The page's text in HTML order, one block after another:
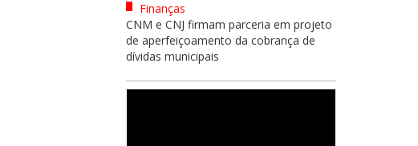
Finanças
CNM e CNJ firmam parceria em projeto
de aperfeiçoamento da cobrança de
dívidas municipais